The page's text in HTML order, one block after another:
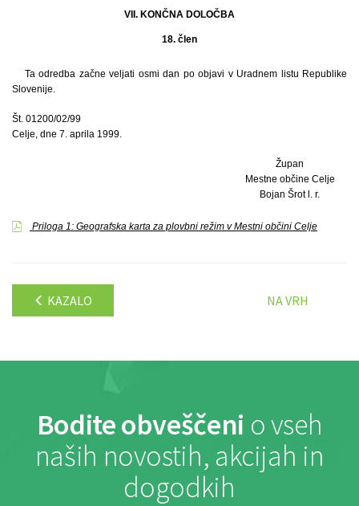
VII. KONČNA DOLOČBA
18. člen
Ta odredba začne veljati osmi dan po objavi v Uradnem listu Republike
Slovenije.
Št. 01200/02/99
Celje, dne 7. aprila 1999.
Župan
Mestne občine Celje
Bojan Šrot l. r.
Priloga 1: Geografska karta za plovbni režim v Mestni občini Celje
KAZALO NA VRH
Bodite obveščeni o vseh
naših novostih, akcijah in
dogodkih